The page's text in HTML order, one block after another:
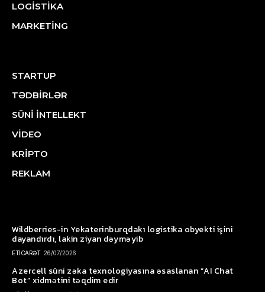
LOGİSTİKA
MARKETİNG
STARTUP
TƏDBİRLƏR
SÜNİ İNTELLEKT
VİDEO
KRİPTO
REKLAM
Wildberries-in Yekaterinburqdakı logistika obyekti işini
dayandırdı, lakin ziyan dəyməyib
ETİCARƏT 26/07/2026
Azercell süni zəka texnologiyasına əsaslanan “AI Chat
Bot” xidmətini təqdim edir